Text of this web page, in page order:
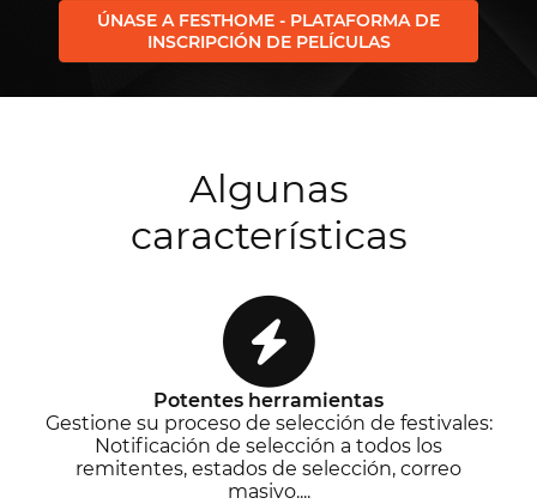
ÚNASE A FESTHOME - PLATAFORMA DE
INSCRIPCIÓN DE PELÍCULAS
Algunas
características
Potentes herramientas
Gestione su proceso de selección de festivales:
Notificación de selección a todos los
remitentes, estados de selección, correo
masivo....